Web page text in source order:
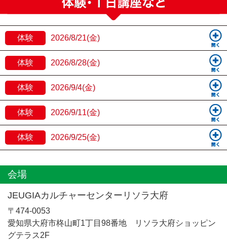
体験 2026/8/21(金)
体験 2026/8/28(金)
体験 2026/9/4(金)
体験 2026/9/11(金)
体験 2026/9/25(金)
会場
JEUGIAカルチャーセンターリソラ大府
〒474-0053
愛知県大府市柊山町1丁目98番地 リソラ大府ショッピン
グテラス2F